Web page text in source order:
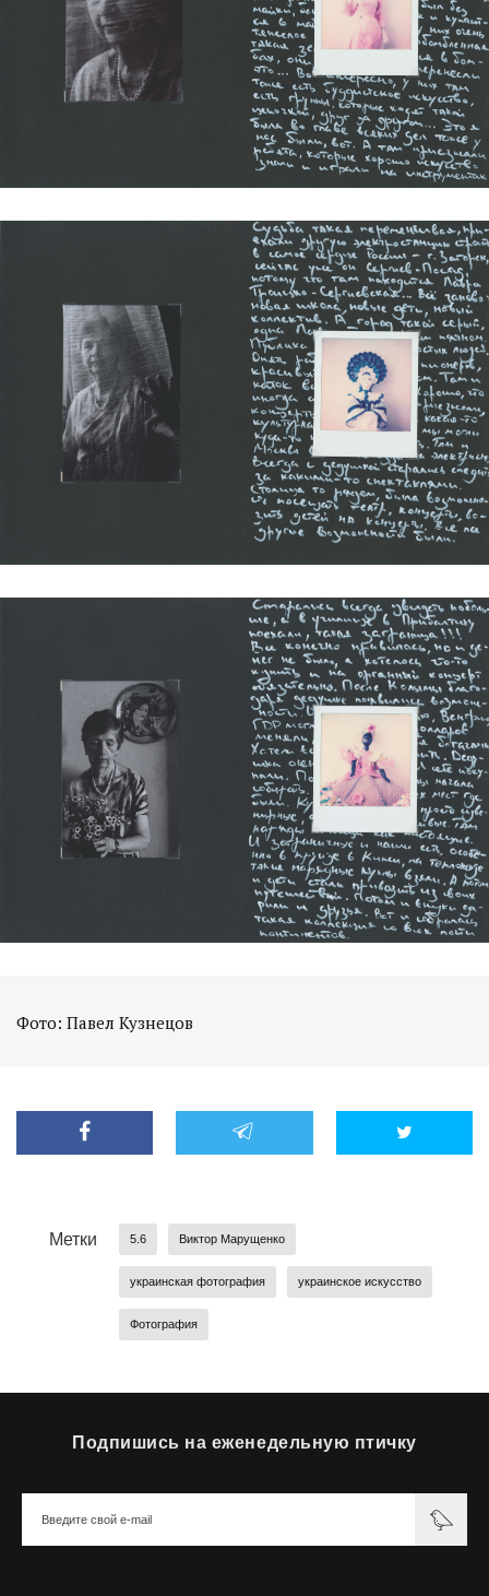
Фото: Павел Кузнецов
Метки 5.6 Виктор Марущенко
украинская фотография украинское искусство
Фотография
Подпишись на еженедельную птичку